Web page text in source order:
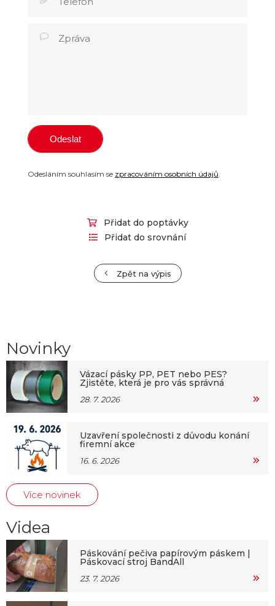
Odesláním souhlasím se zpracováním osobních údajů.
Přidat do poptávky
Přidat do srovnání
Zpět na výpis
Novinky
Vázací pásky PP, PET nebo PES?
Zjistěte, která je pro vás správná
28. 7. 2026
Uzavření společnosti z důvodu konání
firemní akce
16. 6. 2026
Více novinek
Videa
Páskování pečiva papírovým páskem |
Páskovací stroj BandAll
23. 7. 2026